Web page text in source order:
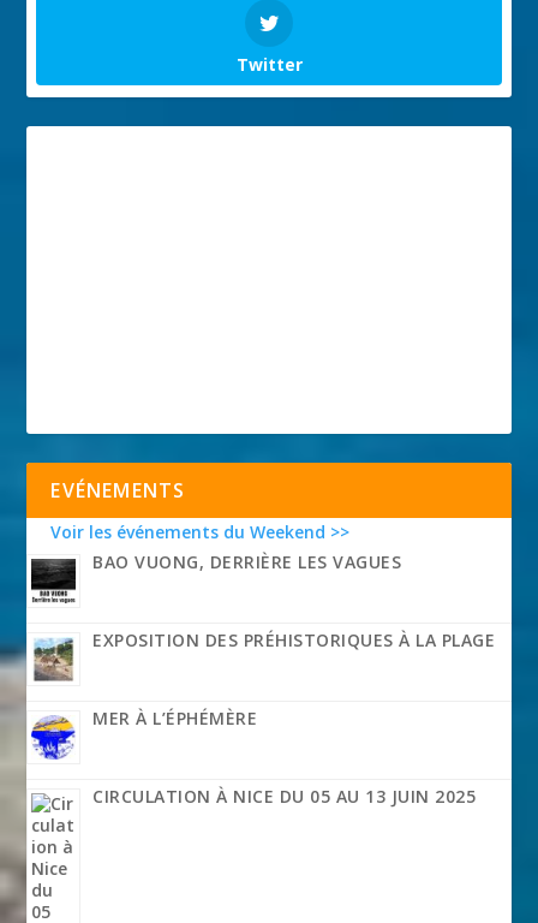
Twitter
EVÉNEMENTS
Voir les événements du Weekend >>
BAO VUONG, DERRIÈRE LES VAGUES
EXPOSITION DES PRÉHISTORIQUES À LA PLAGE
MER À L’ÉPHÉMÈRE
CIRCULATION À NICE DU 05 AU 13 JUIN 2025